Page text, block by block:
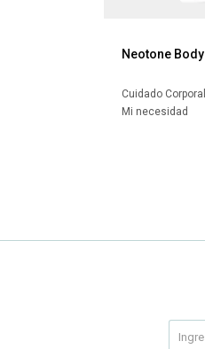
Neotone Body
Cuidado Corporal
Mi necesidad